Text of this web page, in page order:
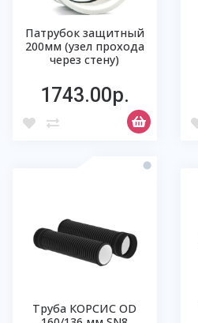
Патрубок защитный
200мм (узел прохода
через стену)
1743.00р.
Труба КОРСИС OD